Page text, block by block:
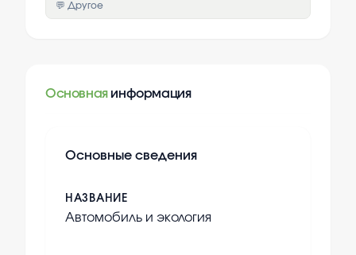
💬 Другое
Основная информация
Основные сведения
НАЗВАНИЕ
Автомобиль и экология